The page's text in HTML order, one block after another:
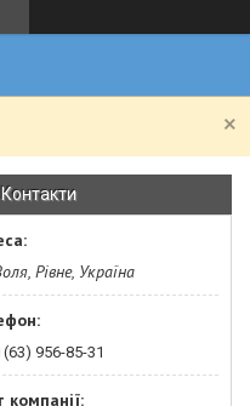
Контакти
Рівне, Україна
(63) 956-85-31